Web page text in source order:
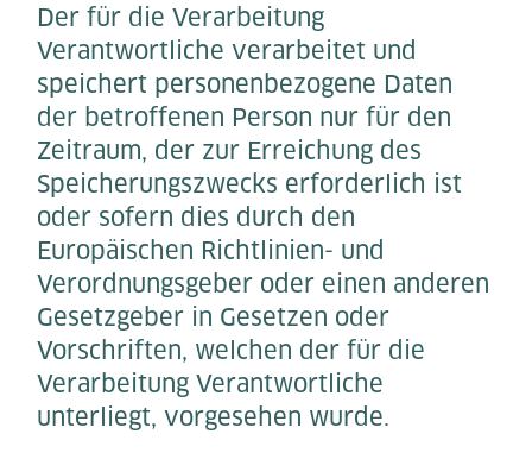
Der für die Verarbeitung
Verantwortliche verarbeitet und
speichert personenbezogene Daten
der betroffenen Person nur für den
Zeitraum, der zur Erreichung des
Speicherungszwecks erforderlich ist
oder sofern dies durch den
Europäischen Richtlinien- und
Verordnungsgeber oder einen anderen
Gesetzgeber in Gesetzen oder
Vorschriften, welchen der für die
Verarbeitung Verantwortliche
unterliegt, vorgesehen wurde.